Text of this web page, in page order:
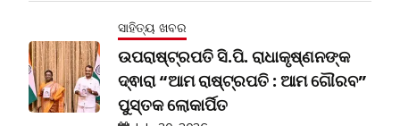
ସାହିତ୍ୟ ଖବର
ଉପରାଷ୍ଟ୍ରପତି ସି.ପି. ରାଧାକୃଷ୍ଣନଙ୍କ
ଦ୍ଵାରା “ଆମ ରାଷ୍ଟ୍ରପତି : ଆମ ଗୌରବ”
ପୁସ୍ତକ ଲୋକାର୍ପିତ